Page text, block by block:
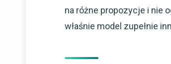
na różne propozycje i nie
właśnie model zupełnie